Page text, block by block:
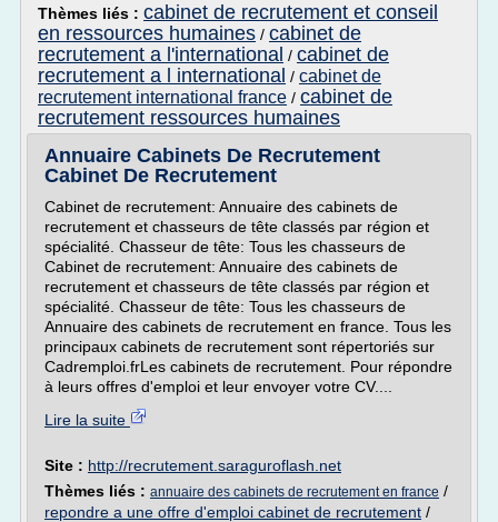
Thèmes liés : cabinet de recrutement et conseil
en ressources humaines / cabinet de
recrutement a l'international / cabinet de
recrutement a l international / cabinet de
recrutement international france / cabinet de
recrutement ressources humaines
Annuaire Cabinets De Recrutement
Cabinet De Recrutement
Cabinet de recrutement: Annuaire des cabinets de
recrutement et chasseurs de tête classés par région et
spécialité. Chasseur de tête: Tous les chasseurs de
Cabinet de recrutement: Annuaire des cabinets de
recrutement et chasseurs de tête classés par région et
spécialité. Chasseur de tête: Tous les chasseurs de
Annuaire des cabinets de recrutement en france. Tous les
principaux cabinets de recrutement sont répertoriés sur
Cadremploi.frLes cabinets de recrutement. Pour répondre
à leurs offres d'emploi et leur envoyer votre CV....
Lire la suite
Site : http://recrutement.saraguroflash.net
Thèmes liés : annuaire des cabinets de recrutement en france /
repondre a une offre d'emploi cabinet de recrutement /